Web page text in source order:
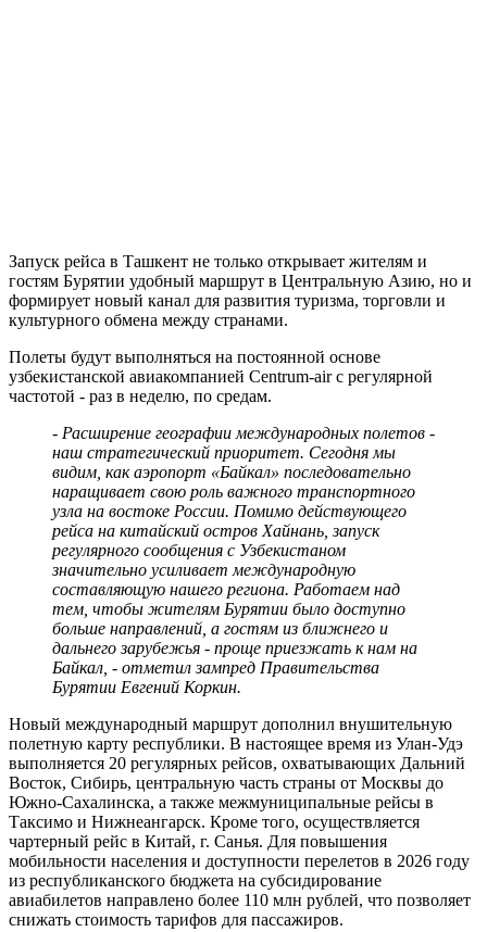
Запуск рейса в Ташкент не только открывает жителям и
гостям Бурятии удобный маршрут в Центральную Азию, но и
формирует новый канал для развития туризма, торговли и
культурного обмена между странами.
Полеты будут выполняться на постоянной основе
узбекистанской авиакомпанией Centrum-air с регулярной
частотой - раз в неделю, по средам.
- Расширение географии международных полетов -
наш стратегический приоритет. Сегодня мы
видим, как аэропорт «Байкал» последовательно
наращивает свою роль важного транспортного
узла на востоке России. Помимо действующего
рейса на китайский остров Хайнань, запуск
регулярного сообщения с Узбекистаном
значительно усиливает международную
составляющую нашего региона. Работаем над
тем, чтобы жителям Бурятии было доступно
больше направлений, а гостям из ближнего и
дальнего зарубежья - проще приезжать к нам на
Байкал, - отметил зампред Правительства
Бурятии Евгений Коркин.
Новый международный маршрут дополнил внушительную
полетную карту республики. В настоящее время из Улан-Удэ
выполняется 20 регулярных рейсов, охватывающих Дальний
Восток, Сибирь, центральную часть страны от Москвы до
Южно-Сахалинска, а также межмуниципальные рейсы в
Таксимо и Нижнеангарск. Кроме того, осуществляется
чартерный рейс в Китай, г. Санья. Для повышения
мобильности населения и доступности перелетов в 2026 году
из республиканского бюджета на субсидирование
авиабилетов направлено более 110 млн рублей, что позволяет
снижать стоимость тарифов для пассажиров.